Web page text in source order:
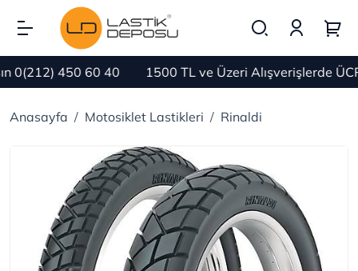
450 60 40 1500 TL ve Üzeri Alışverişlerde
Anasayfa Motosiklet Lastikleri Rinaldi